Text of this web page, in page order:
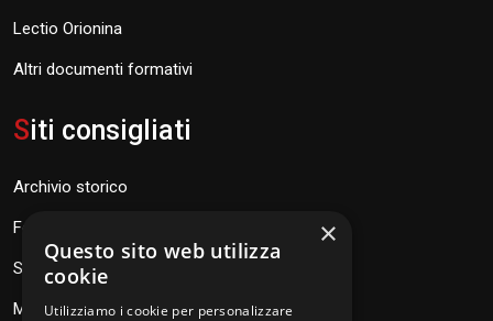
Lectio Orionina
Altri documenti formativi
Siti consigliati
Archivio storico
Fondazione Don Orione
SEV Orione 84
Messaggi don Orione
×
Questo sito web utilizza
cookie
Utilizziamo i cookie per personalizzare